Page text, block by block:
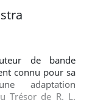
de bande
connu pour sa
adaptation
Trésor de R. L.